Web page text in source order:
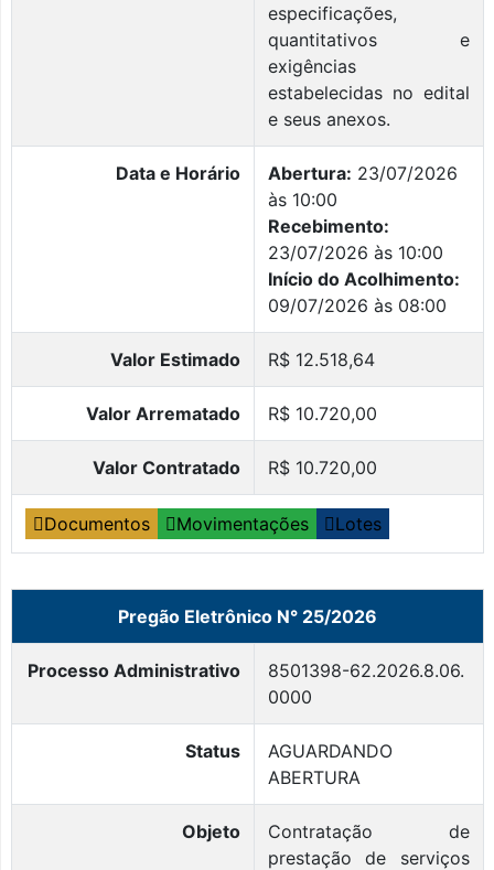
especificações,
quantitativos e
exigências
estabelecidas no edital
e seus anexos.
Data e Horário Abertura: 23/07/2026
às 10:00
Recebimento:
23/07/2026 às 10:00
Início do Acolhimento:
09/07/2026 às 08:00
Valor Estimado R$ 12.518,64
Valor Arrematado R$ 10.720,00
Valor Contratado R$ 10.720,00
Documentos Movimentações Lotes
Pregão Eletrônico N° 25/2026
Processo Administrativo
8501398-62.2026.8.06.
0000
Status
AGUARDANDO
ABERTURA
Objeto
Contratação de
prestação de serviços